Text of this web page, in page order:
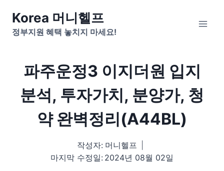
content
Korea 머니헬프
정부지원 혜택 놓치지 마세요!
파주운정3 이지더원 입지
분석, 투자가치, 분양가, 청
약 완벽정리(A44BL)
작성자: 머니헬프
마지막 수정일: 2024년 08월 02일